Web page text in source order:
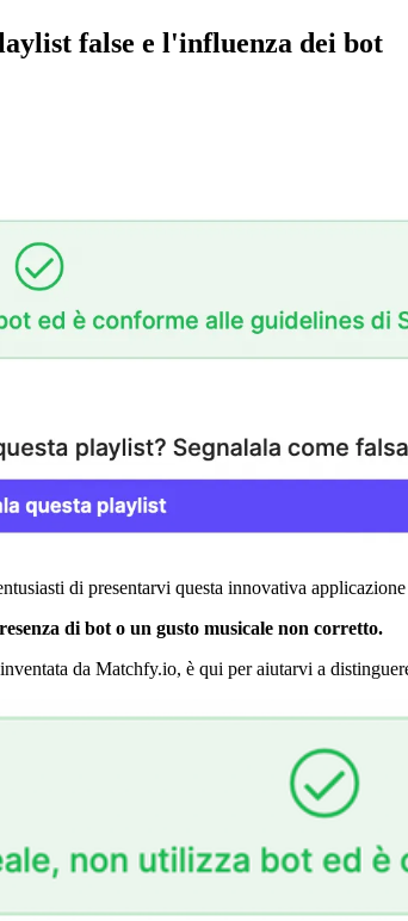
false e l'influenza dei bot
di presentarvi questa innovativa
di bot o un gusto musicale non corretto.
da Matchfy.io, è qui per aiutarvi a